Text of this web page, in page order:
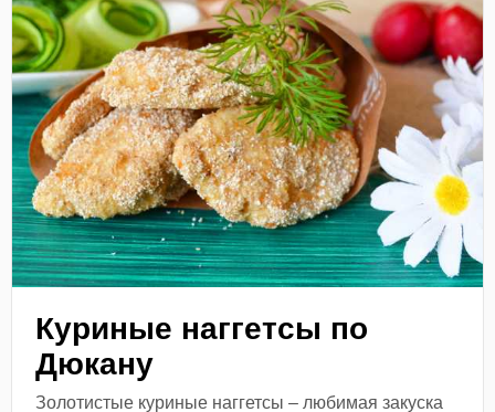
Куриные наггетсы по
Дюкану
Золотистые куриные наггетсы – любимая закуска